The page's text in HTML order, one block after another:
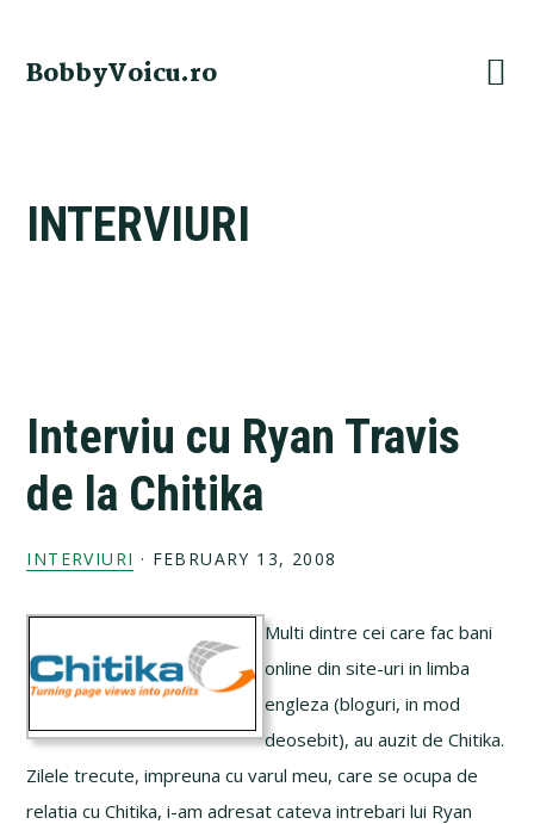
primary
main
primary
footer
BobbyVoicu.ro
INTERVIURI
Interviu cu Ryan Travis
de la Chitika
INTERVIURI · FEBRUARY 13, 2008
Multi dintre cei care fac bani
online din site-uri in limba
engleza (bloguri, in mod
deosebit), au auzit de Chitika.
Zilele trecute, impreuna cu varul meu, care se ocupa de
relatia cu Chitika, i-am adresat cateva intrebari lui Ryan